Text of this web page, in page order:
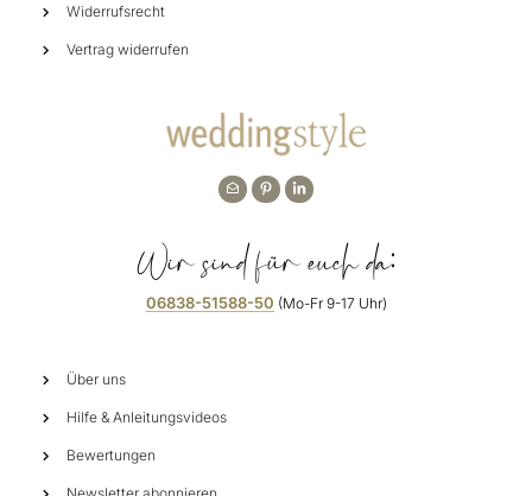
Widerrufsrecht
Vertrag widerrufen
Wir sind für euch da:
06838-51588-50 (Mo-Fr 9-17 Uhr)
Über uns
Hilfe & Anleitungsvideos
Bewertungen